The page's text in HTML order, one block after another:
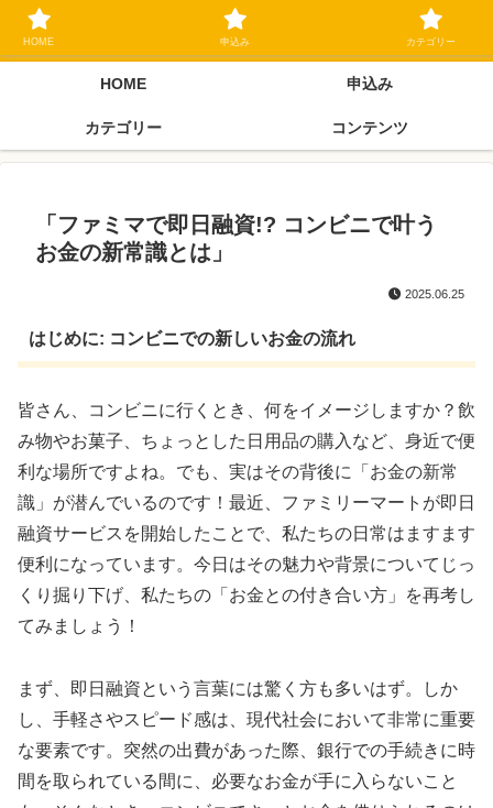
ブラックリスト長期延滞中でもOK 独自審査フリーローン 在籍確認なしの街
金クローネにご相談ください
HOME 申込み
カテゴリー コンテンツ
「ファミマで即日融資!? コンビニで叶う
お金の新常識とは」
2025.06.25
はじめに: コンビニでの新しいお金の流れ
皆さん、コンビニに行くとき、何をイメージしますか？飲
み物やお菓子、ちょっとした日用品の購入など、身近で便
利な場所ですよね。でも、実はその背後に「お金の新常
識」が潜んでいるのです！最近、ファミリーマートが即日
融資サービスを開始したことで、私たちの日常はますます
便利になっています。今日はその魅力や背景についてじっ
くり掘り下げ、私たちの「お金との付き合い方」を再考し
てみましょう！
まず、即日融資という言葉には驚く方も多いはず。しか
し、手軽さやスピード感は、現代社会において非常に重要
な要素です。突然の出費があった際、銀行での手続きに時
間を取られている間に、必要なお金が手に入らないこと
HOME 申込み カテゴリー